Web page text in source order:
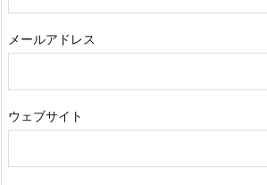
メールアドレス
ウェブサイト